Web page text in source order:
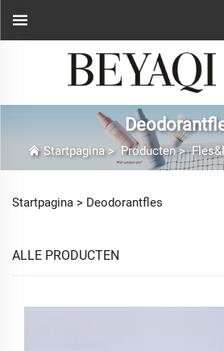
Startpagina> Producten>
Startpagina > Deodorantfles
ALLE PRODUCTEN